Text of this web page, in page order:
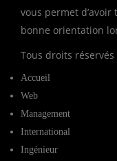
vous permet
bonne orientation
Tous droits
Accueil
Web
Management
International
Ingénieur